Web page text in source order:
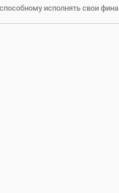
исполнять свои